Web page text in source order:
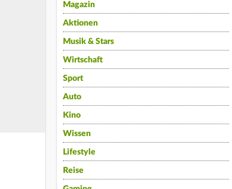
Magazin
Aktionen
Musik & Stars
Wirtschaft
Sport
Auto
Kino
Wissen
Lifestyle
Reise